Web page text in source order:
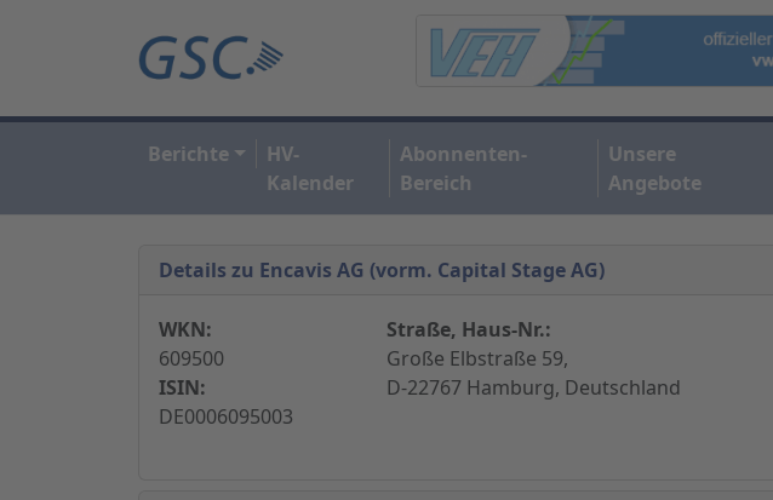
Berichte
HV-
Kalender
Abonnenten-
Bereich
Unsere
Angebote
Details zu Encavis AG (vorm. Capital Stage AG)
WKN:
609500
ISIN:
DE0006095003
Straße, Haus-Nr.:
Große Elbstraße 59,
D-22767 Hamburg, Deutschland